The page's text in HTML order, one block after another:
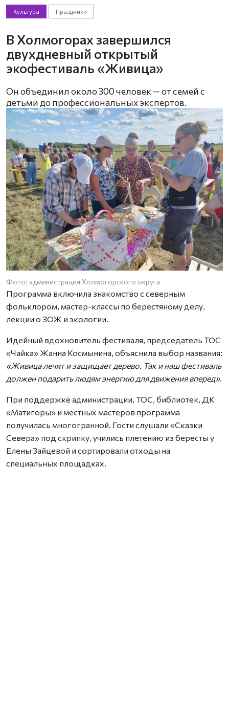
Культура Праздники
В Холмогорах завершился
двухдневный открытый
экофестиваль «Живица»
Он объединил около 300 человек — от семей с
детьми до профессиональных экспертов.
Фото: администрация Холмогорского округа
Программа включила знакомство с северным
фольклором, мастер-классы по берестяному делу,
лекции о ЗОЖ и экологии.
Идейный вдохновитель фестиваля, председатель ТОС
«Чайка» Жанна Космынина, объяснила выбор названия:
«Живица лечит и защищает дерево. Так и наш фестиваль
должен подарить людям энергию для движения вперед».
При поддержке администрации, ТОС, библиотек, ДК
«Матигоры» и местных мастеров программа
получилась многогранной. Гости слушали «Сказки
Севера» под скрипку, учились плетению из бересты у
Елены Зайцевой и сортировали отходы на
специальных площадках.